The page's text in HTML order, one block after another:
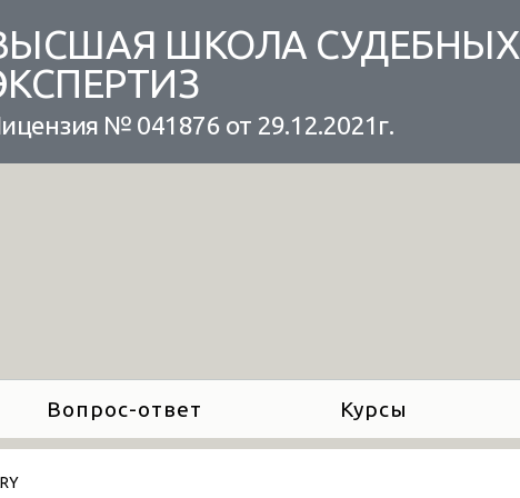
ШКОЛА СУДЕБНЫХ
№ 041876 от 29.12.2021г.
Вопрос-ответ Курсы